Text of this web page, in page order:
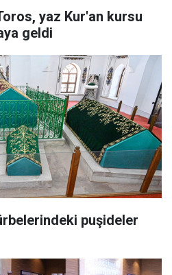
yaz Kur'an kursu
geldi
puşideler